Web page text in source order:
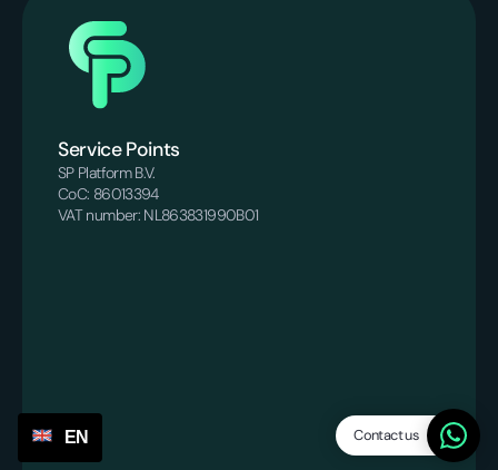
Contact us
Service Points
SP Platform B.V.
CoC: 86013394
VAT number: NL863831990B01
EN